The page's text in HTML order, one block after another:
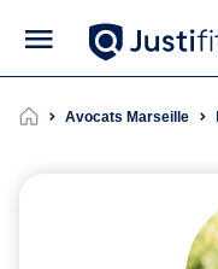
Avocats Marseille